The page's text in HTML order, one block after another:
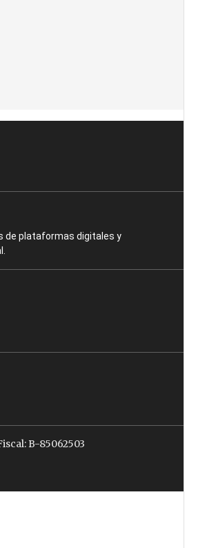
de plataformas digitales y
B-85062503